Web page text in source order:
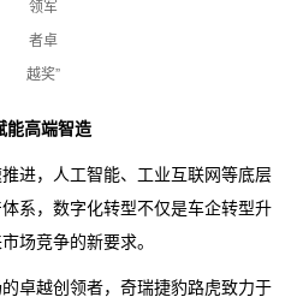
领军
者卓
越奖”
能高端智造
进，人工智能、工业互联网等底层
系，数字化转型不仅是车企转型升
场竞争的新要求。
卓越创领者，奇瑞捷豹路虎致力于